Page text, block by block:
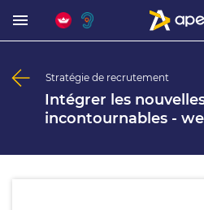
Stratégie de recrutement
Intégrer les
incontournables -